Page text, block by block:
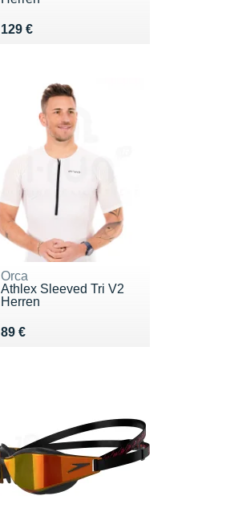
129 €
Vendu 129 €
Orca
Athlex Sleeved Tri V2
Herren
89 €
Vendu 89 €